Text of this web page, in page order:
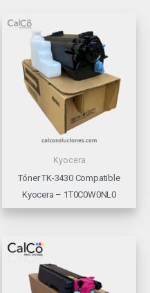
Kyocera
Tóner TK-3430 Compatible
Kyocera – 1T0C0W0NL0